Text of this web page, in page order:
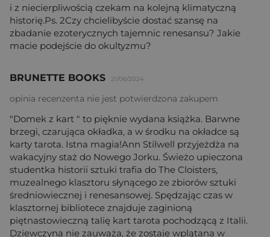
i z niecierpliwością czekam na kolejną klimatyczną
historię.Ps. 2Czy chcielibyście dostać szansę na
zbadanie ezoterycznych tajemnic renesansu? Jakie
macie podejście do okultyzmu?
BRUNETTE BOOKS 21/06/2024
opinia recenzenta nie jest potwierdzona zakupem
"Domek z kart " to pięknie wydana książka. Barwne
brzegi, czarująca okładka, a w środku na okładce są
karty tarota. Istna magia!Ann Stilwell przyjeżdża na
wakacyjny staż do Nowego Jorku. Świeżo upieczona
studentka historii sztuki trafia do The Cloisters,
muzealnego klasztoru słynącego ze zbiorów sztuki
średniowiecznej i renesansowej. Spędzając czas w
klasztornej bibliotece znajduje zaginioną
piętnastowieczną talię kart tarota pochodzącą z Italii.
Dziewczyna nie zauważa, że zostaje wplątana w